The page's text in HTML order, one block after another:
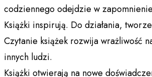
codziennego odejdzie w
Książki inspirują. Do działania,
Czytanie książek rozwija wrażliwość
innych ludzi.
Książki otwierają na nowe